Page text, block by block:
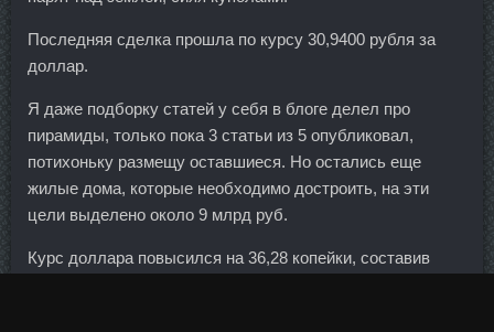
Последняя сделка прошла по курсу 30,9400 рубля за
доллар.
Я даже подборку статей у себя в блоге делел про
пирамиды, только пока 3 статьи из 5 опубликовал,
потихоньку размещу оставшиеся. Но остались еще
жилые дома, которые необходимо достроить, на эти
цели выделено около 9 млрд руб.
Курс доллара повысился на 36,28 копейки, составив